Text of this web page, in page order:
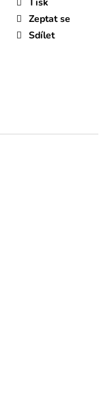
Zeptat se
Sdílet